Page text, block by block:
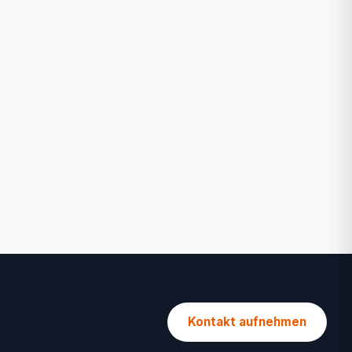
Kontakt aufnehmen